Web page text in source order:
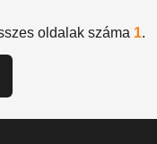
oldalak száma 1.